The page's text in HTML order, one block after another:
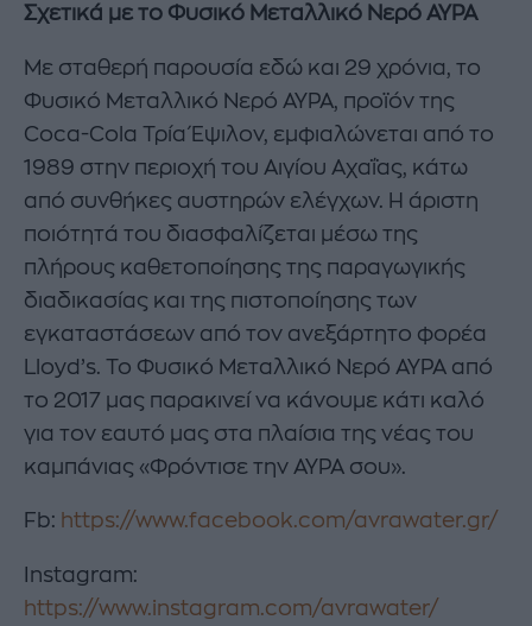
Σχετικά με το Φυσικό Μεταλλικό Νερό ΑΥΡΑ
Με σταθερή παρουσία εδώ και 29 χρόνια, το
Φυσικό Μεταλλικό Νερό ΑΥΡΑ, προϊόν της
Coca-Cola Τρία Έψιλον, εμφιαλώνεται από το
1989 στην περιοχή του Αιγίου Αχαΐας, κάτω
από συνθήκες αυστηρών ελέγχων. Η άριστη
ποιότητά του διασφαλίζεται μέσω της
πλήρους καθετοποίησης της παραγωγικής
διαδικασίας και της πιστοποίησης των
εγκαταστάσεων από τον ανεξάρτητο φορέα
Lloyd’s. Το Φυσικό Μεταλλικό Νερό ΑΥΡΑ από
το 2017 μας παρακινεί να κάνουμε κάτι καλό
για τον εαυτό μας στα πλαίσια της νέας του
καμπάνιας «Φρόντισε την ΑΥΡΑ σου».
Fb: https://www.facebook.com/avrawater.gr/
Instagram:
https://www.instagram.com/avrawater/